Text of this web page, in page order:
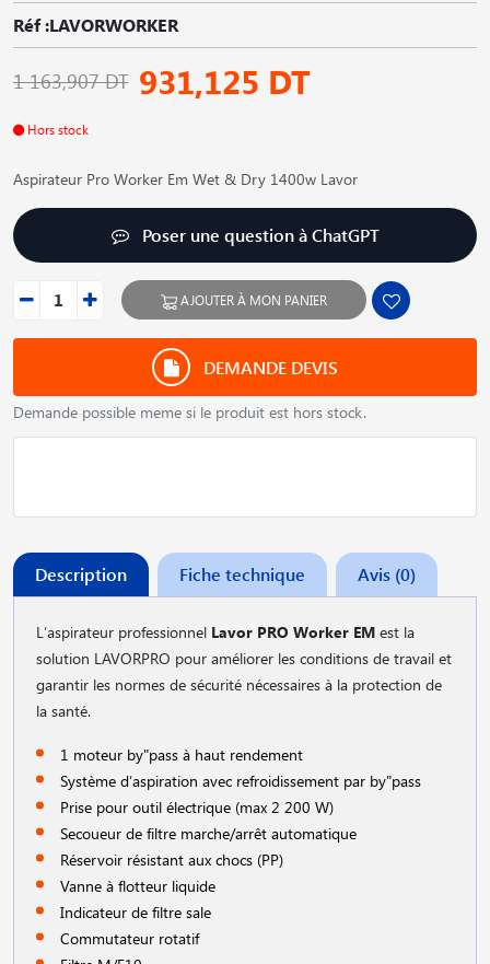
Réf :LAVORWORKER
1 163,907 DT 931,125 DT
Hors stock
Aspirateur Pro Worker Em Wet & Dry 1400w Lavor
Poser une question à ChatGPT
AJOUTER À MON PANIER
DEMANDE DEVIS
Demande possible meme si le produit est hors stock.
Description Fiche technique Avis (0)
L′aspirateur professionnel Lavor PRO Worker EM est la
solution LAVORPRO pour améliorer les conditions de travail et
garantir les normes de sécurité nécessaires à la protection de
la santé.
1 moteur by"pass à haut rendement
Système d′aspiration avec refroidissement par by"pass
Prise pour outil électrique (max 2 200 W)
Secoueur de filtre marche/arrêt automatique
Réservoir résistant aux chocs (PP)
Vanne à flotteur liquide
Indicateur de filtre sale
Commutateur rotatif